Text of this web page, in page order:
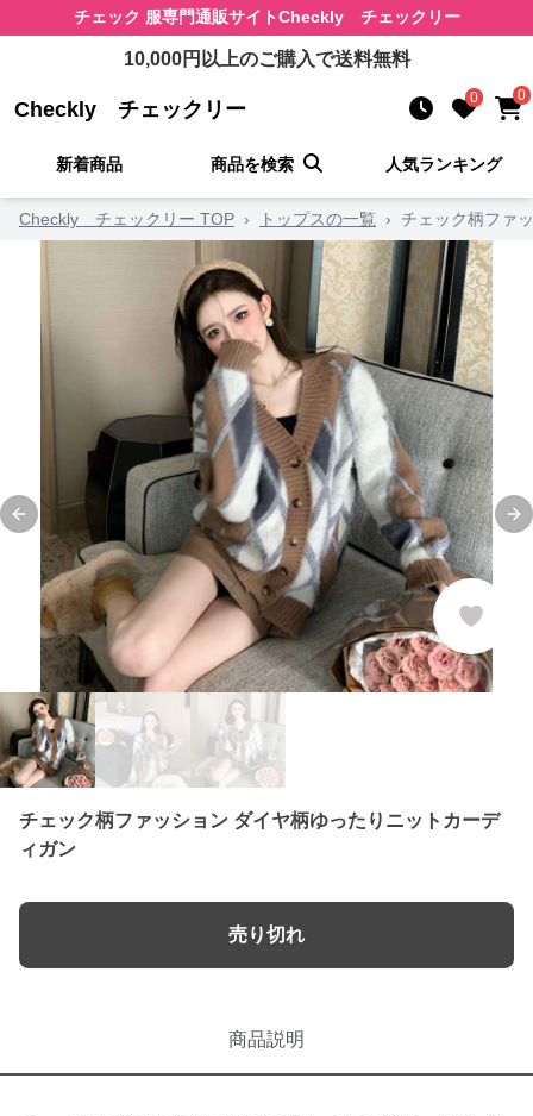
チェック 服専門通販サイトCheckly チェックリー
10,000円以上のご購入で送料無料
Checkly チェックリー 0 0
新着商品 商品を検索 人気ランキング
Checkly チェックリー TOP › トップスの一覧 › チェック柄ファ
Previous slide
チェック柄ファッション ダイヤ柄ゆったりニットカーデ
ィガン
売り切れ
商品説明